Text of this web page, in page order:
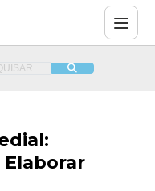
e Como Elaborar